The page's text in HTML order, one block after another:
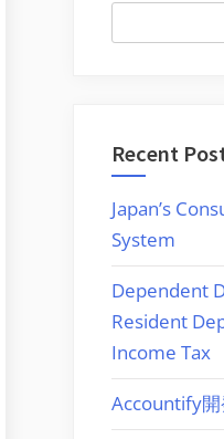
Recent
Japan’s
System
Dependent
Resident
Income Tax
Accountify